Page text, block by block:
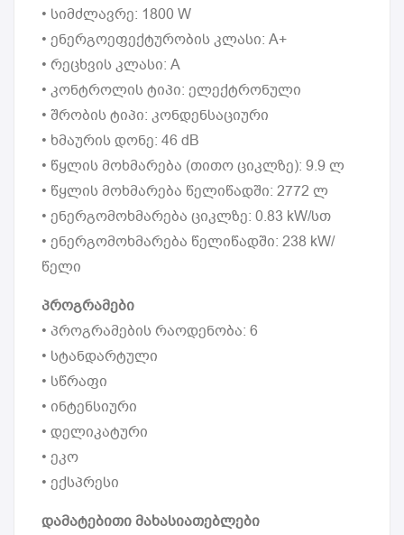
• სიმძლავრე: 1800 W
• ენერგოეფექტურობის კლასი: A+
• რეცხვის კლასი: A
• კონტროლის ტიპი: ელექტრონული
• შრობის ტიპი: კონდენსაციური
• ხმაურის დონე: 46 dB
• წყლის მოხმარება (თითო ციკლზე): 9.9 ლ
• წყლის მოხმარება წელიწადში: 2772 ლ
• ენერგომოხმარება ციკლზე: 0.83 kW/სთ
• ენერგომოხმარება წელიწადში: 238 kW/
წელი
პროგრამები
• პროგრამების რაოდენობა: 6
• სტანდარტული
• სწრაფი
• ინტენსიური
• დელიკატური
• ეკო
• ექსპრესი
დამატებითი მახასიათებლები